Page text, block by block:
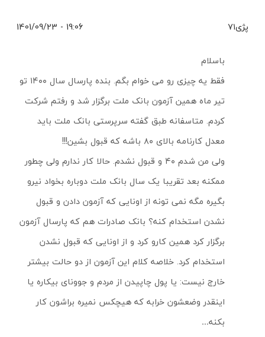
پژی۷۱ 19:06 - 1401/09/23
باسلام
فقط یه چیزی رو می خوام بگم. بنده پارسال سال ۱۴۰۰ تو
تیر ماه همین آزمون بانک ملت برگزار شد و رفتم شرکت
کردم. متاسفانه طبق گفته سرپرستی بانک ملت باید
معدل کارنامه بالای ۸۰ باشه که قبول بشین!!!
ولی من شدم ۴۰ و قبول نشدم. حالا کار ندارم ولی چطور
ممکنه بعد تقریبا یک سال بانک ملت دوباره بخواد نیرو
بگیره مگه نمی تونه از اونایی که آزمون دادن و قبول
نشدن استخدام کنه؟ بانک صادرات هم که پارسال آزمون
برگزار کرد همین کارو کرد و از اونایی که قبول نشدن
استخدام کرد. خلاصه کلام این آزمون از دو حالت بیشتر
خارج نیست: یا پول چاپیدن از مردم و جوونای بیکاره یا
اینقدر وضعشون خرابه که هیچکس نمیره براشون کار
بکنه…